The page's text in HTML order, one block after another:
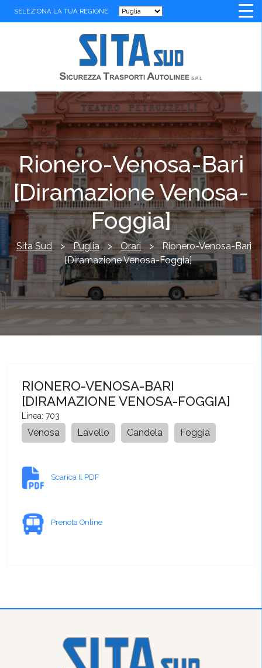
SELEZIONA LA TUA REGIONE
Rionero-Venosa-Bari
[Diramazione Venosa-
Foggia]
Sita Sud > Puglia > Orari >
Rionero-Venosa-Bari
[Diramazione Venosa-Foggia]
RIONERO-VENOSA-BARI
[DIRAMAZIONE VENOSA-FOGGIA]
Linea: 703
Venosa Lavello Candela Foggia
Scarica Il PDF
Prenota Online